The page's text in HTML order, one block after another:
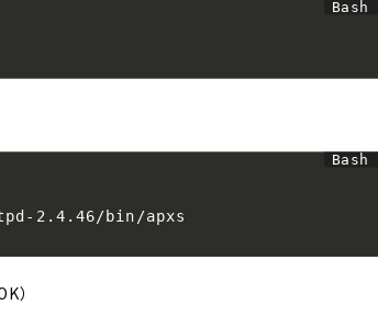
2.4.46/bin/apxs
）